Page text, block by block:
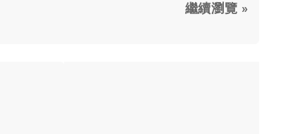
繼續瀏覽 »